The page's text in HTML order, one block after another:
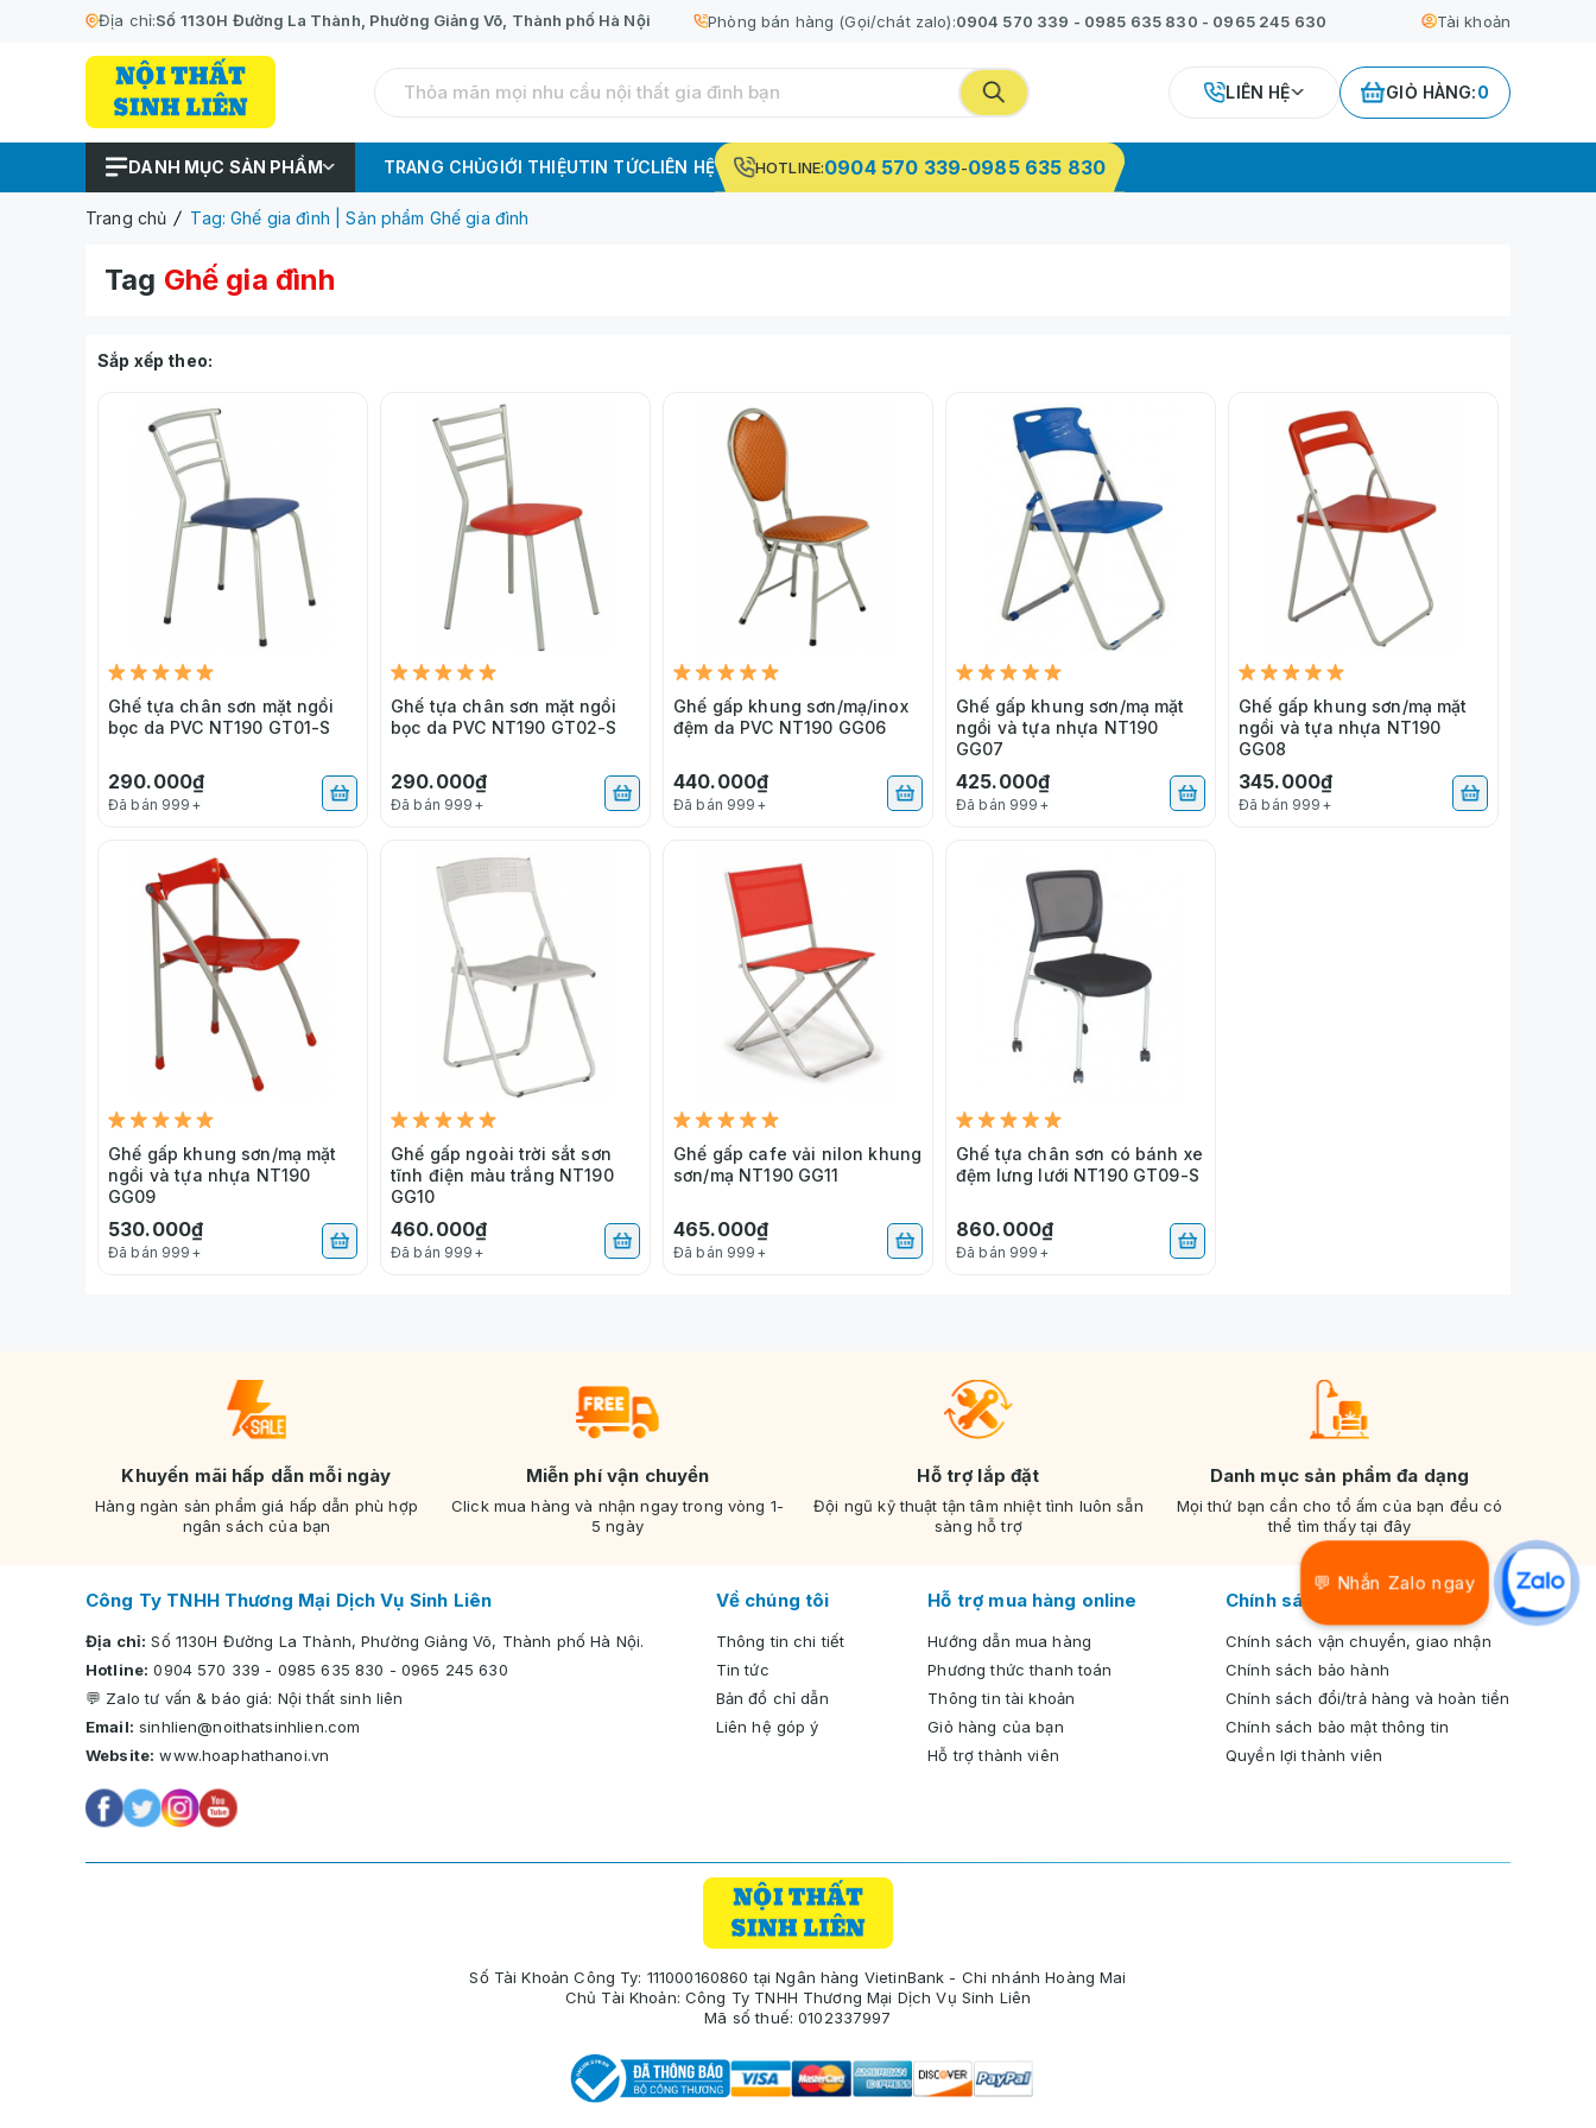
Địa chỉ:Số 1130H Đường La Thành, Phường Giảng Võ, Thành phố Hà Nội Phòng bán hàng (Gọi/chát zalo):0904 570 339 - 0985 635 830 - 0965 245 630 Tài khoản
LIÊN HỆ GIỎ HÀNG:0
DANH MỤC SẢN PHẨM TRANG CHỦGIỚI THIỆUTIN TỨCLIÊN HỆ HOTLINE:0904 570 339-0985 635 830
Trang chủ Tag: Ghế gia đình | Sản phẩm Ghế gia đình
Tag Ghế gia đình
Sắp xếp theo:
Ghế tựa chân sơn mặt ngồi
bọc da PVC NT190 GT01-S
290.000₫
Đã bán 999+
Ghế tựa chân sơn mặt ngồi
bọc da PVC NT190 GT02-S
290.000₫
Đã bán 999+
Ghế gấp khung sơn/mạ/inox
đệm da PVC NT190 GG06
440.000₫
Đã bán 999+
Ghế gấp khung sơn/mạ mặt
ngồi và tựa nhựa NT190
GG07
425.000₫
Đã bán 999+
Ghế gấp khung sơn/mạ mặt
ngồi và tựa nhựa NT190
GG08
345.000₫
Đã bán 999+
Ghế gấp khung sơn/mạ mặt
ngồi và tựa nhựa NT190
GG09
530.000₫
Đã bán 999+
Ghế gấp ngoài trời sắt sơn
tĩnh điện màu trắng NT190
GG10
460.000₫
Đã bán 999+
Ghế gấp cafe vải nilon khung
sơn/mạ NT190 GG11
465.000₫
Đã bán 999+
Ghế tựa chân sơn có bánh xe
đệm lưng lưới NT190 GT09-S
860.000₫
Đã bán 999+
💬 Nhắn Zalo ngay
Khuyến mãi hấp dẫn mỗi ngày
Hàng ngàn sản phẩm giá hấp dẫn phù hợp
ngân sách của bạn
Miễn phí vận chuyển
Click mua hàng và nhận ngay trong vòng 1-
5 ngày
Hỗ trợ lắp đặt
Đội ngũ kỹ thuật tận tâm nhiệt tình luôn sẵn
sàng hỗ trợ
Danh mục sản phẩm đa dạng
Mọi thứ bạn cần cho tổ ấm của bạn đều có
thể tìm thấy tại đây
Công Ty TNHH Thương Mại Dịch Vụ Sinh Liên
Địa chỉ: Số 1130H Đường La Thành, Phường Giảng Võ, Thành phố Hà Nội.
Hotline: 0904 570 339 - 0985 635 830 - 0965 245 630
💬 Zalo tư vấn & báo giá: Nội thất sinh liên
Email: sinhlien@noithatsinhlien.com
Website: www.hoaphathanoi.vn
Về chúng tôi
Thông tin chi tiết
Tin tức
Bản đồ chỉ dẫn
Liên hệ góp ý
Hỗ trợ mua hàng online
Hướng dẫn mua hàng
Phương thức thanh toán
Thông tin tài khoản
Giỏ hàng của bạn
Hỗ trợ thành viên
Chính sách chung
Chính sách vận chuyển, giao nhận
Chính sách bảo hành
Chính sách đổi/trả hàng và hoàn tiền
Chính sách bảo mật thông tin
Quyền lợi thành viên
Số Tài Khoản Công Ty: 111000160860 tại Ngân hàng VietinBank - Chi nhánh Hoàng Mai
Chủ Tài Khoản: Công Ty TNHH Thương Mại Dịch Vụ Sinh Liên
Mã số thuế: 0102337997